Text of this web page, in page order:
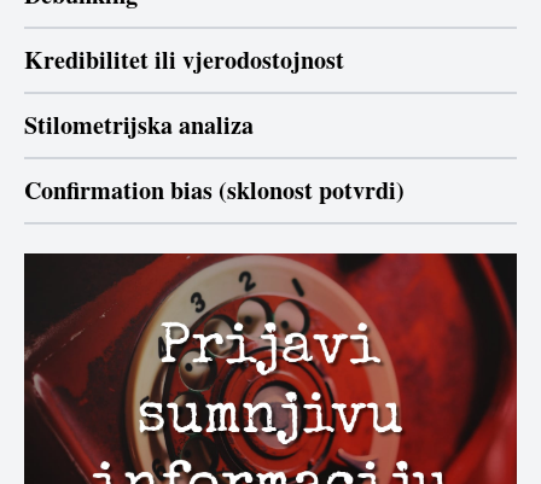
Kredibilitet ili vjerodostojnost
Stilometrijska analiza
Confirmation bias (sklonost potvrdi)